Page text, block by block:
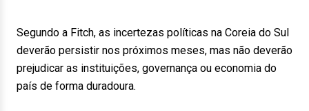
Segundo a Fitch, as incertezas políticas na Coreia do Sul
deverão persistir nos próximos meses, mas não deverão
prejudicar as instituições, governança ou economia do
país de forma duradoura.